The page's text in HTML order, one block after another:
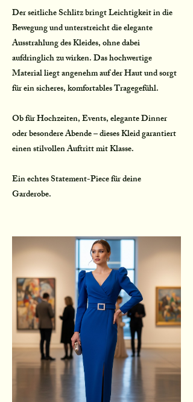
Der seitliche Schlitz bringt Leichtigkeit in die
Bewegung und unterstreicht die elegante
Ausstrahlung des Kleides, ohne dabei
aufdringlich zu wirken. Das hochwertige
Material liegt angenehm auf der Haut und sorgt
für ein sicheres, komfortables Tragegefühl.
Ob für Hochzeiten, Events, elegante Dinner
oder besondere Abende – dieses Kleid garantiert
einen stilvollen Auftritt mit Klasse.
Ein echtes Statement-Piece für deine
Garderobe.